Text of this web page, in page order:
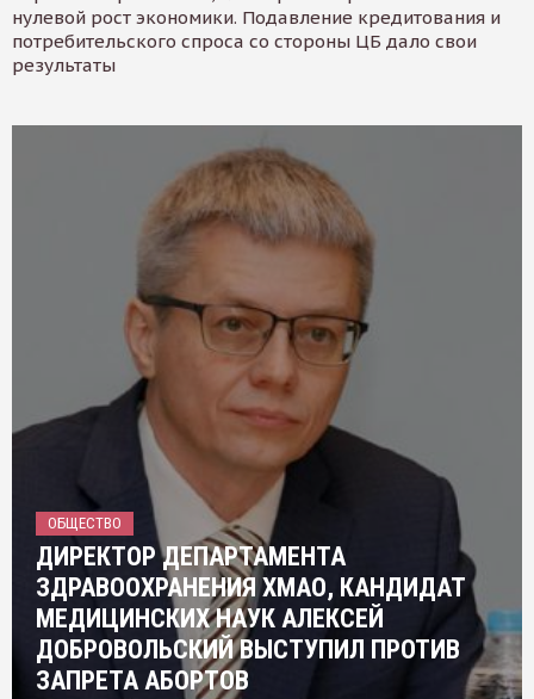
нулевой рост экономики. Подавление кредитования и
потребительского спроса со стороны ЦБ дало свои
результаты
ОБЩЕСТВО
ДИРЕКТОР ДЕПАРТАМЕНТА
ЗДРАВООХРАНЕНИЯ ХМАО, КАНДИДАТ
МЕДИЦИНСКИХ НАУК АЛЕКСЕЙ
ДОБРОВОЛЬСКИЙ ВЫСТУПИЛ ПРОТИВ
ЗАПРЕТА АБОРТОВ